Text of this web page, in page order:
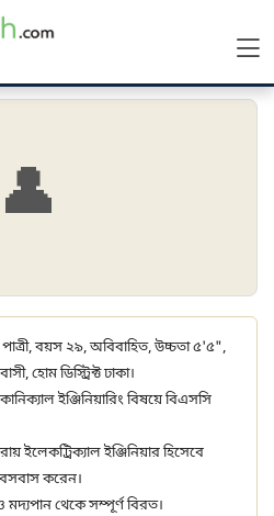
👤
পাত্রী, বয়স ২৯, অবিবাহিত, উচ্চতা ৫'৫",
হোম ডিস্ট্রিক্ট ঢাকা।
ইঞ্জিনিয়ারিং বিষয়ে বিএসসি
ইলেকট্রিক্যাল ইঞ্জিনিয়ার হিসেবে
বসবাস করেন।
মদ্যপান থেকে সম্পূর্ণ বিরত।